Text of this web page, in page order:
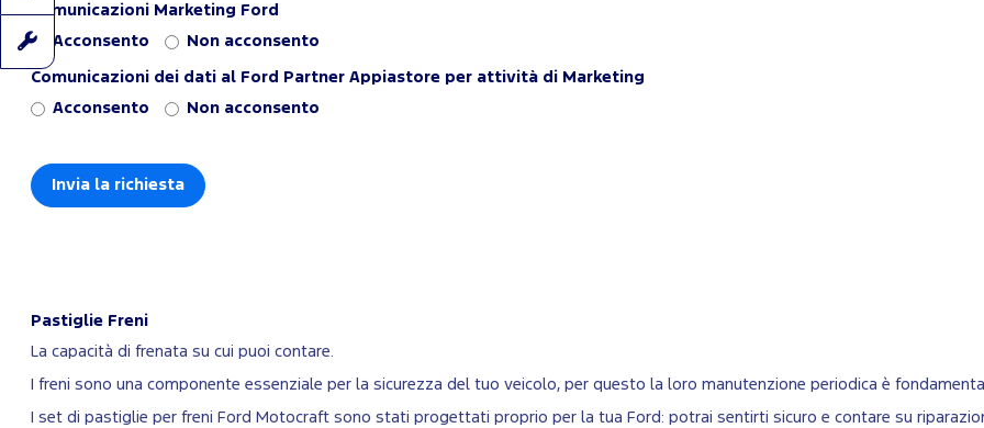
Comunicazioni Marketing Ford
Acconsento Non acconsento
Comunicazioni dei dati al Ford Partner Appiastore per attività di Marketing
Acconsento Non acconsento
Pastiglie Freni
La capacità di frenata su cui puoi contare.
I freni sono una componente essenziale per la sicurezza del tuo veicolo, per questo la loro manutenzione periodica è
I set di pastiglie per freni Ford Motocraft sono stati progettati proprio per la tua Ford: potrai sentirti sicuro e contare su